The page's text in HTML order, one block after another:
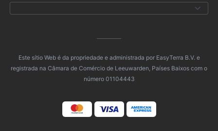
Este sítio Web é da propriedade e administrada por EasyTerra B.V. e
registrada na Câmara de Comércio de Leeuwarden, Países Baixos com o
número 01104443